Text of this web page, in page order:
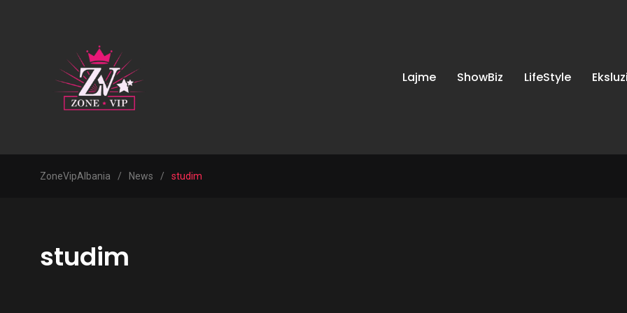
Lajme ShowBiz LifeStyle
ZoneVipAlbania / News / studim
studim